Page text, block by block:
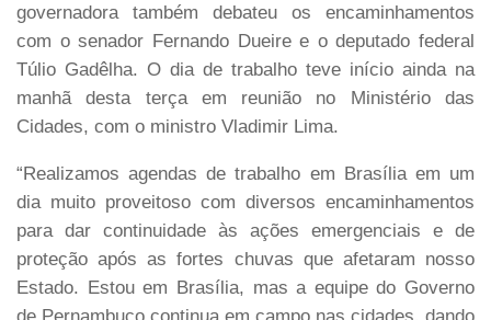
governadora também debateu os encaminhamentos
com o senador Fernando Dueire e o deputado federal
Túlio Gadêlha. O dia de trabalho teve início ainda na
manhã desta terça em reunião no Ministério das
Cidades, com o ministro Vladimir Lima.
“Realizamos agendas de trabalho em Brasília em um
dia muito proveitoso com diversos encaminhamentos
para dar continuidade às ações emergenciais e de
proteção após as fortes chuvas que afetaram nosso
Estado. Estou em Brasília, mas a equipe do Governo
de Pernambuco continua em campo nas cidades, dando